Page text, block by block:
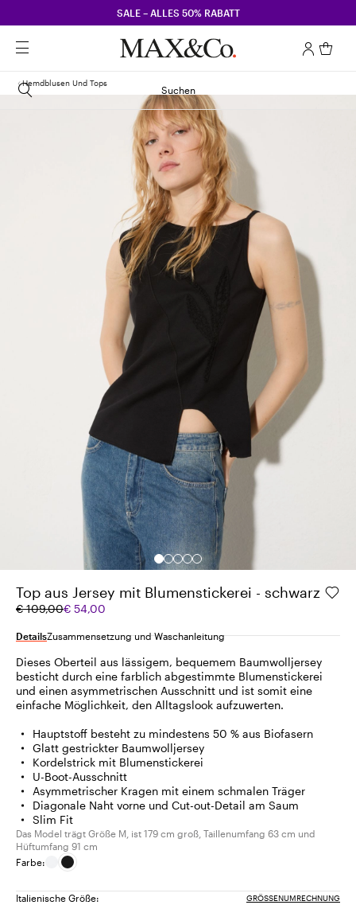
SALE – ALLES 50% RABATT
Suchen
Hemdblusen Und Tops
Top aus Jersey mit Blumenstickerei - schwarz
€ 109,00€ 54,00
Ursprünglicher
€
Aktueller
€
DetailsZusammensetzung und Waschanleitung
Dieses Oberteil aus lässigem, bequemem Baumwolljersey
besticht durch eine farblich abgestimmte Blumenstickerei
und einen asymmetrischen Ausschnitt und ist somit eine
einfache Möglichkeit, den Alltagslook aufzuwerten.
Hauptstoff besteht zu mindestens 50 % aus Biofasern
Glatt gestrickter Baumwolljersey
Kordelstrick mit Blumenstickerei
U-Boot-Ausschnitt
Asymmetrischer Kragen mit einem schmalen Träger
Diagonale Naht vorne und Cut-out-Detail am Saum
Slim Fit
Das Model trägt Größe M, ist 179 cm groß, Taillenumfang 63 cm und
Hüftumfang 91 cm
Farbe:
Italienische Größe: GRÖSSENUMRECHNUNG